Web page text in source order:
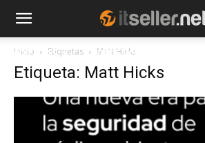
NOTICIAS TENDENCIAS
Inicio Etiquetas Matt Hicks
Etiqueta: Matt Hicks